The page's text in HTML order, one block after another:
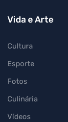
Vida e Arte
Cultura
Esporte
Fotos
Culinária
Vídeos